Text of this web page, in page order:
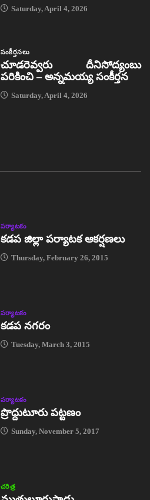
Saturday, April 4, 2026
సంకీర్తనలు
చూడరెవ్వరు దీనిసోద్యంబు
పరికించి – అన్నమయ్య సంకీర్తన
Saturday, April 4, 2026
పర్యాటకం
కడప జిల్లా పర్యాటక ఆకర్షణలు
Thursday, February 26, 2015
పర్యాటకం
కడప నగరం
Tuesday, March 3, 2015
పర్యాటకం
ప్రొద్దుటూరు పట్టణం
Sunday, November 5, 2017
చరిత్ర